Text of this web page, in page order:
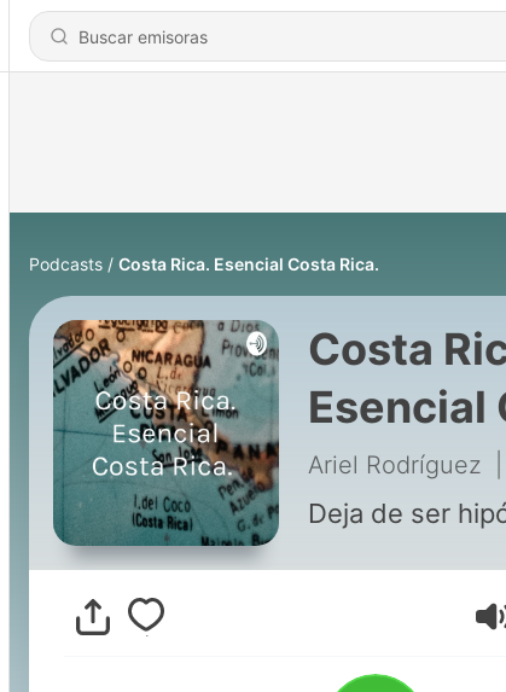
Podcasts Costa Rica. Esencial Costa Rica.
Costa
Esencial
Rica.
Ariel Rodríguez
Deja de ser